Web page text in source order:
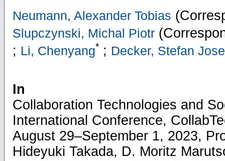
Neumann, Alexander Tobias
Slupczynski, Michal Piotr
; Li, Chenyang* ; Decker, Stefan
In
Collaboration Technologies and
International Conference,
August 29–September 1, 2023,
Hideyuki Takada, D. Moritz